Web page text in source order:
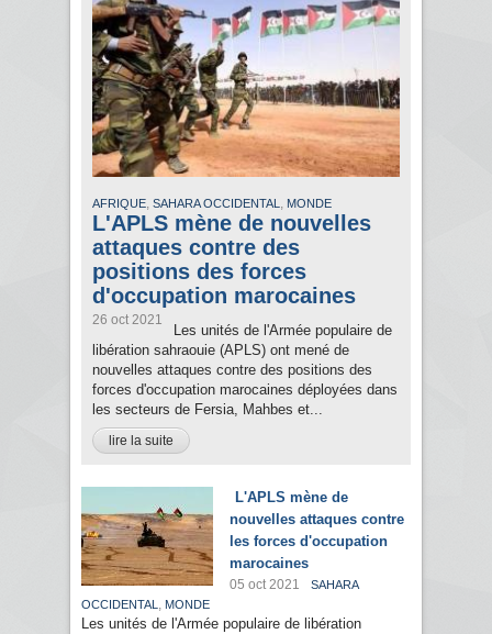
AFRIQUE, SAHARA OCCIDENTAL , MONDE
L'APLS mène de nouvelles
attaques contre des
positions des forces
d'occupation marocaines
26 oct 2021
Les unités de l'Armée populaire de
libération sahraouie (APLS) ont mené de
nouvelles attaques contre des positions des
forces d'occupation marocaines déployées dans
les secteurs de Fersia, Mahbes et...
lire la suite
L'APLS mène de
nouvelles attaques contre
les forces d'occupation
marocaines
05 oct 2021
SAHARA
OCCIDENTAL , MONDE
Les unités de l'Armée populaire de libération